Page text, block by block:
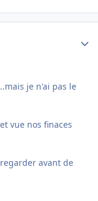
je n'ai pas le
vue nos finaces
avant de